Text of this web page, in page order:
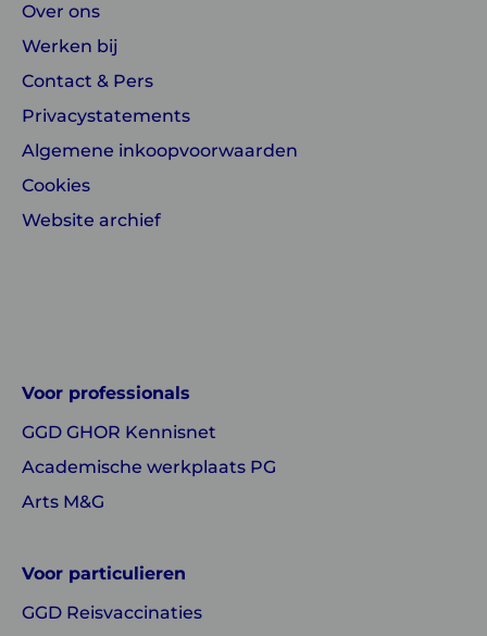
Over ons
Werken bij
Contact & Pers
Privacystatements
Algemene inkoopvoorwaarden
Cookies
Website archief
GHOR
Nederland
GHOR
Nederland
Voor professionals
GGD GHOR Kennisnet
Academische werkplaats PG
Arts M&G
Voor particulieren
GGD Reisvaccinaties